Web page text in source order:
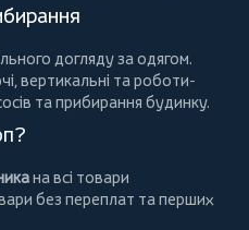
догляду за одягом.
, вертикальні тароботи-
та прибирання будинку.
на всі товари
без переплат та перших